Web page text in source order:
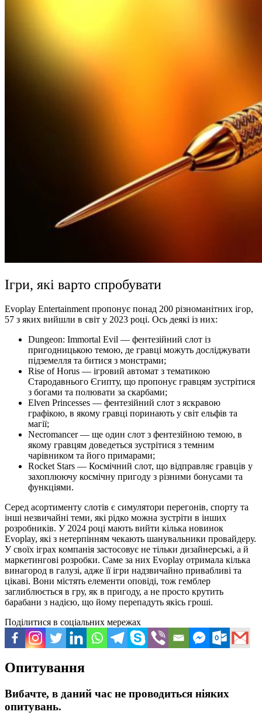
Ігри, які варто спробувати
Evoplay Entertainment пропонує понад 200 різноманітних ігор,
57 з яких вийшли в світ у 2023 році. Ось деякі із них:
Dungeon: Immortal Evil — фентезійний слот із
пригодницькою темою, де гравці можуть досліджувати
підземелля та битися з монстрами;
Rise of Horus — ігровий автомат з тематикою
Стародавнього Єгипту, що пропонує гравцям зустрітися
з богами та полювати за скарбами;
Elven Princesses — фентезійний слот з яскравою
графікою, в якому гравці поринають у світ ельфів та
магії;
Necromancer — ще один слот з фентезійною темою, в
якому гравцям доведеться зустрітися з темним
чарівником та його примарами;
Rocket Stars — Космічний слот, що відправляє гравців у
захоплюючу космічну пригоду з різними бонусами та
функціями.
Серед асортименту слотів є симулятори перегонів, спорту та
інші незвичайні теми, які рідко можна зустріти в інших
розробників. У 2024 році мають вийти кілька новинок
Evoplay, які з нетерпінням чекають шанувальники провайдеру.
У своїх іграх компанія застосовує не тільки дизайнерські, а й
маркетингові розробки. Саме за них Evoplay отримала кілька
винагород в галузі, адже її ігри надзвичайно привабливі та
цікаві. Вони містять елементи оповіді, тож гемблер
заглиблюється в гру, як в пригоду, а не просто крутить
барабани з надією, що йому перепадуть якісь гроші.
Поділитися в соціальних мережах
Опитування
Вибачте, в даний час не проводиться ніяких
опитувань.